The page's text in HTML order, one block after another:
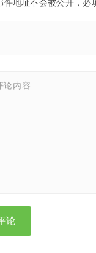
件地址不会被公开， 必
论